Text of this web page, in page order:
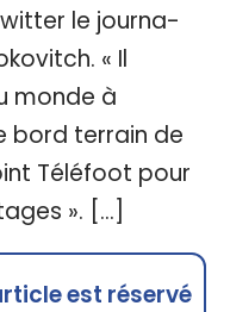
le journa-
« Il
monde à
bord terrain de
Téléfoot pour
». […]
est réservé